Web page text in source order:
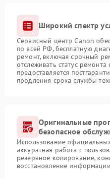
Широкий спектр
Сервисный центр Canon
по всей РФ, бесплатную
ремонт, включая срочный
отслеживать статус
предоставляется
продления срока службы
Оригинальные
безопасное
Использование
аккуратная работа с
резервное копирование,
восстановление